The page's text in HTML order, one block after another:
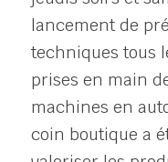
lancement de
techniques tous
prises en main
machines en
coin boutique a